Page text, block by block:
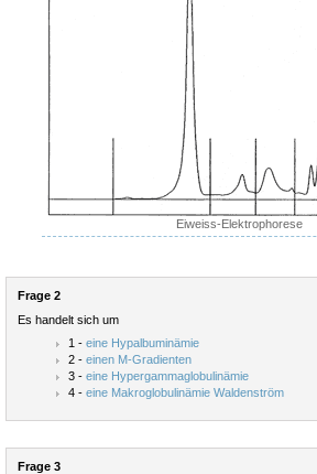
Eiweiss-Elektrophorese
Frage 2
Es handelt sich um
1 - eine Hypalbuminämie
2 - einen M-Gradienten
3 - eine Hypergammaglobulinämie
4 - eine Makroglobulinämie Waldenström
Frage 3